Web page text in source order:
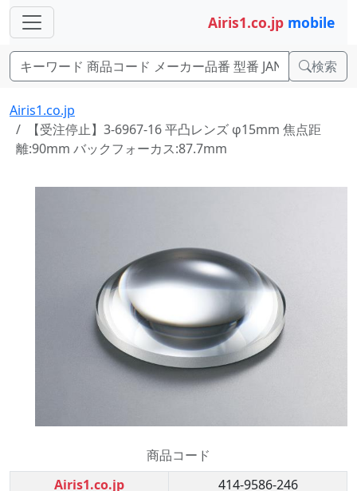
Airis1.co.jp mobile
検索
Airis1.co.jp
【受注停止】3-6967-16 平凸レンズ φ15mm 焦点距
離:90mm バックフォーカス:87.7mm
商品コード
Airis1.co.jp
414-9586-246